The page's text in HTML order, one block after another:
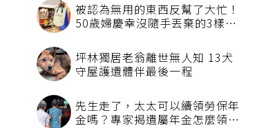
被認為無用的東西反幫了大忙！
50歲婦慶幸沒隨手丟棄的3樣物
坪林獨居老翁離世無人知 13犬
守屋護遺體伴最後一程
先生走了，太太可以續領勞保年
金嗎？專家揭遺屬年金怎麼領，